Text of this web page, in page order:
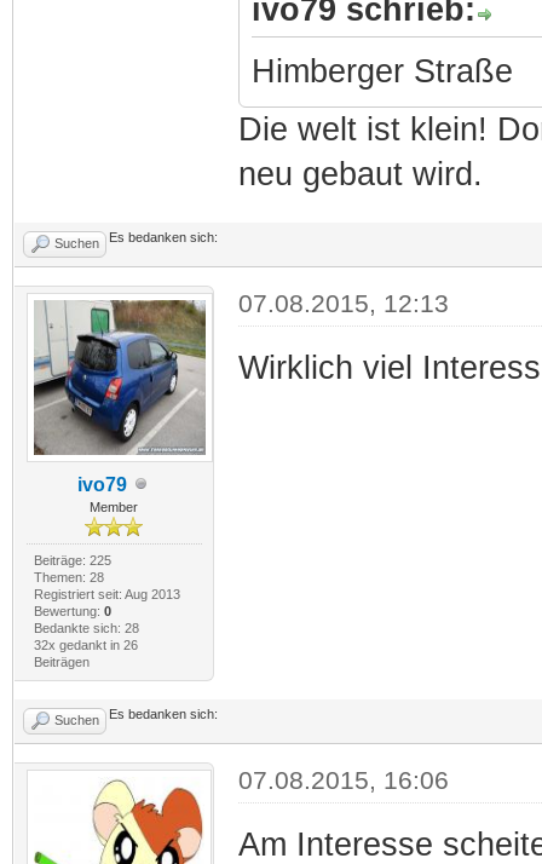
ivo79 schrieb:
Himberger Straße
Die welt ist klein!
neu gebaut wird.
Suchen Es bedanken sich:
ivo79
Member
Beiträge: 225
Themen: 28
Registriert seit: Aug 2013
Bewertung: 0
Bedankte sich: 28
32x gedankt in 26
Beiträgen
07.08.2015, 12:13
Wirklich viel
Suchen Es bedanken sich:
07.08.2015, 16:06
Am Interesse